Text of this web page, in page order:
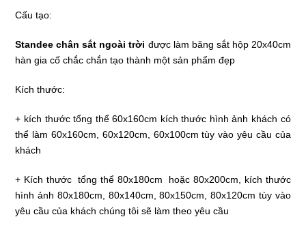
Cấu tạo:
Standee chân sắt ngoài trời được làm băng sắt hộp 20x40cm
hàn gia cố chắc chắn tạo thành một sản phẩm đẹp
Kích thước:
+ kích thước tổng thể 60x160cm kích thước hình ảnh khách có
thể làm 60x160cm, 60x120cm, 60x100cm tùy vào yêu cầu của
khách
+ Kích thước tổng thể 80x180cm hoặc 80x200cm, kích thước
hình ảnh 80x180cm, 80x140cm, 80x150cm, 80x120cm tùy vào
yêu cầu của khách chúng tôi sẽ làm theo yêu cầu